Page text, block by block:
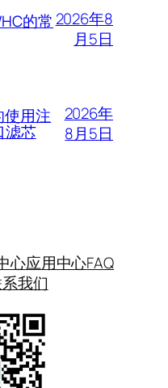
的常 2026年8
月5日
使用注
滤芯
2026年
8月5日
心应用中心FAQ
我们